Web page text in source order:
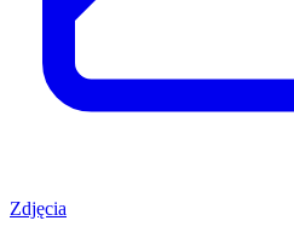
Zdjęcia